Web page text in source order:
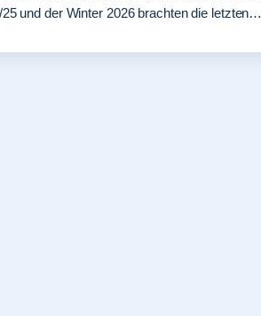
und der Winter 2026 brachten die letzten…